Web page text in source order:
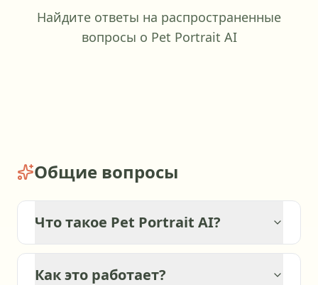
Найдите ответы на распространенные
вопросы о Pet Portrait AI
Общие вопросы
Что такое Pet Portrait AI?
Как это работает?